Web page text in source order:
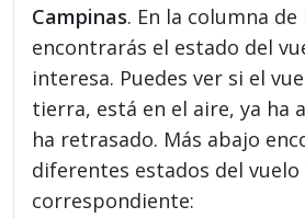
Campinas. En la columna de
encontrarás el estado del
interesa. Puedes ver si el
tierra, está en el aire, ya ha
ha retrasado. Más abajo
diferentes estados del
correspondiente: